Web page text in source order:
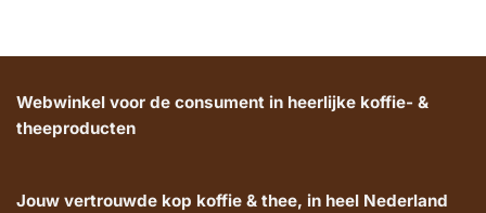
Webwinkel voor de consument in heerlijke koffie- &
theeproducten
Jouw vertrouwde kop koffie & thee, in heel Nederland